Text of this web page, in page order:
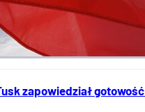
zapowiedział